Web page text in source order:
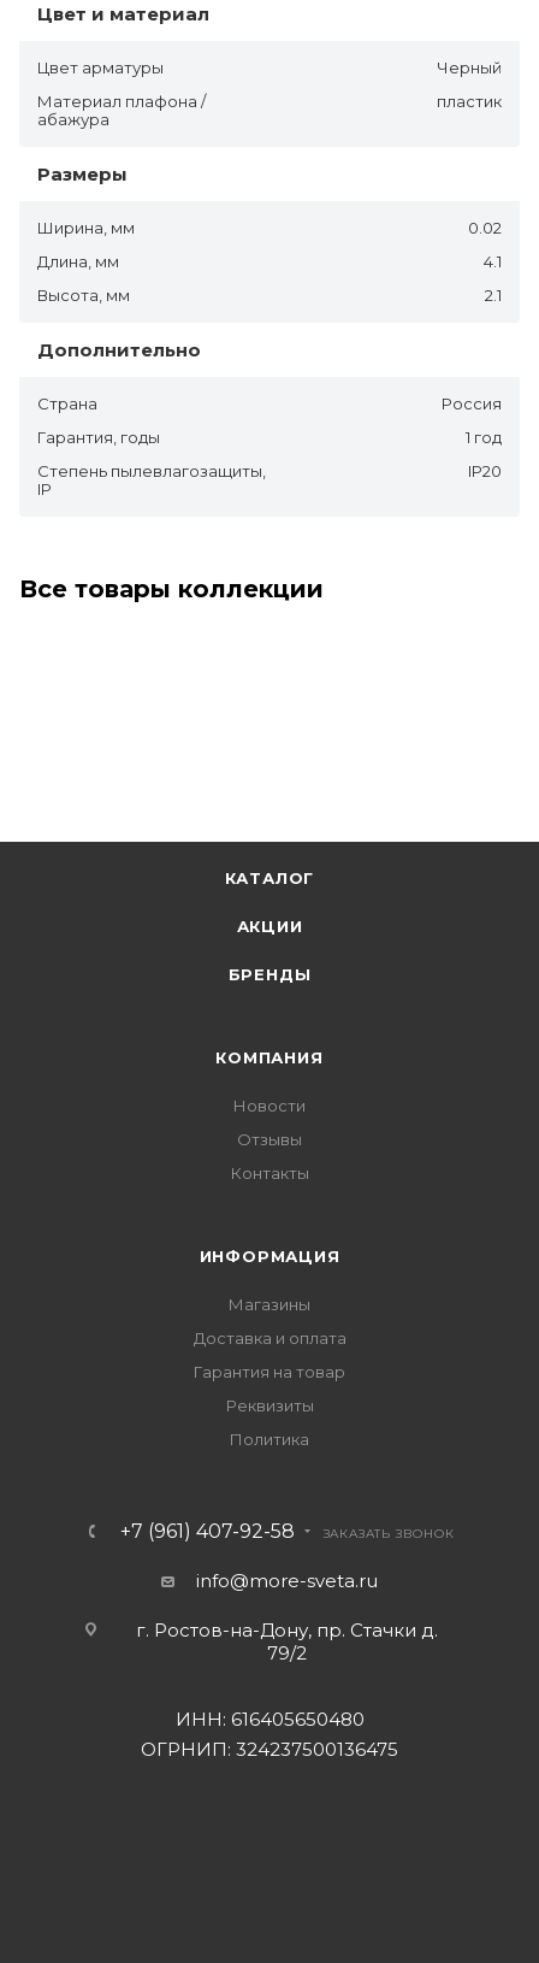
Цвет и материал
Цвет арматуры
Черный
Материал плафона /
абажура
пластик
Размеры
Ширина, мм
0.02
Длина, мм
4.1
Высота, мм
2.1
Дополнительно
Страна
Россия
Гарантия, годы
1 год
Степень пылевлагозащиты,
IP
IP20
Все товары коллекции
КАТАЛОГ
АКЦИИ
БРЕНДЫ
КОМПАНИЯ
Новости
Отзывы
Контакты
ИНФОРМАЦИЯ
Магазины
Доставка и оплата
Гарантия на товар
Реквизиты
Политика
+7 (961) 407-92-58 ЗАКАЗАТЬ ЗВОНОК
info@more-sveta.ru
г. Ростов-на-Дону, пр. Стачки д.
79/2
ИНН: 616405650480
ОГРНИП: 324237500136475